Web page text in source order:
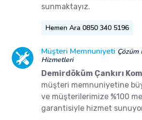
sunmaktayız.
Hemen Ara 0850 340 5196
Müşteri Memnuniyeti Çözüm
Hizmetleri
Demirdöküm Çankırı
müşteri memnuniyetine
ve müşterilerimize %100
garantisiyle hizmet